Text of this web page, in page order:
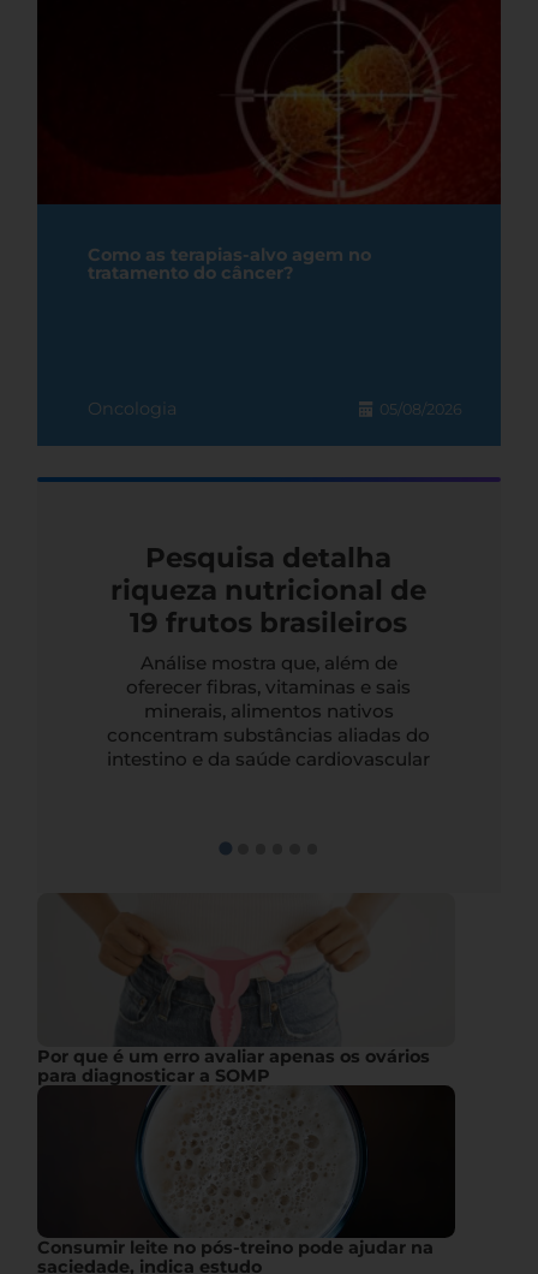
Como as terapias-alvo agem no
tratamento do câncer?
Oncologia 05/08/2026
Pesquisa detalha
riqueza nutricional de
19 frutos brasileiros
Análise mostra que, além de
oferecer fibras, vitaminas e sais
minerais, alimentos nativos
concentram substâncias aliadas do
intestino e da saúde cardiovascular
Por que é um erro avaliar apenas os ovários
para diagnosticar a SOMP
Consumir leite no pós-treino pode ajudar na
saciedade, indica estudo